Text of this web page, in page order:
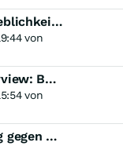
"Short in Überheblichkeit": Warum SpaceX, OpenAI & Co. jetzt zum Problem für Aktien werden
von
Experte im Interview: Börse sorglos? Kapitalmarktexperte warnt vor gefährlicher Börsen-Euphorie
von
US-Militärschlag gegen Kuba?: Nach Venezuela und Iran: Nimmt Trump jetzt Kuba ins Visier?